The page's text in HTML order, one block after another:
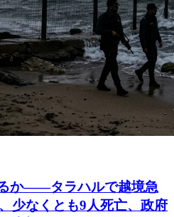
か——タラハルで越境急
少なくとも9人死亡、政府